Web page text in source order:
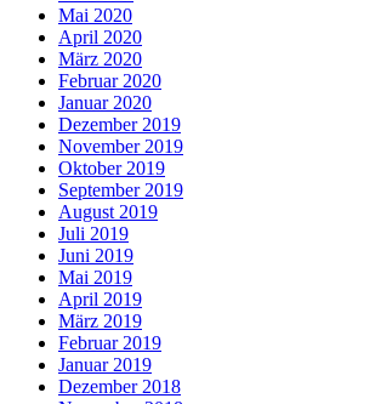
Mai 2020
April 2020
März 2020
Februar 2020
Januar 2020
Dezember 2019
November 2019
Oktober 2019
September 2019
August 2019
Juli 2019
Juni 2019
Mai 2019
April 2019
März 2019
Februar 2019
Januar 2019
Dezember 2018